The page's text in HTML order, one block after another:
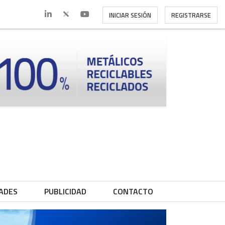
INICIAR SESIÓN REGISTRARSE
PUBLICIDAD CONTACTO